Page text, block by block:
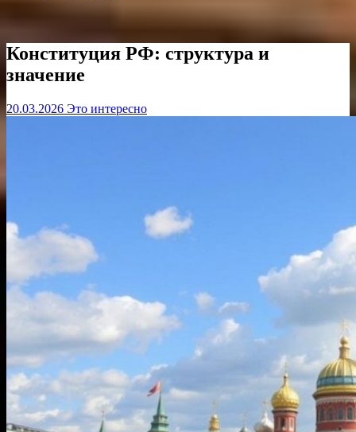
Конституция РФ: структура и
значение
20.03.2026 Это интересно